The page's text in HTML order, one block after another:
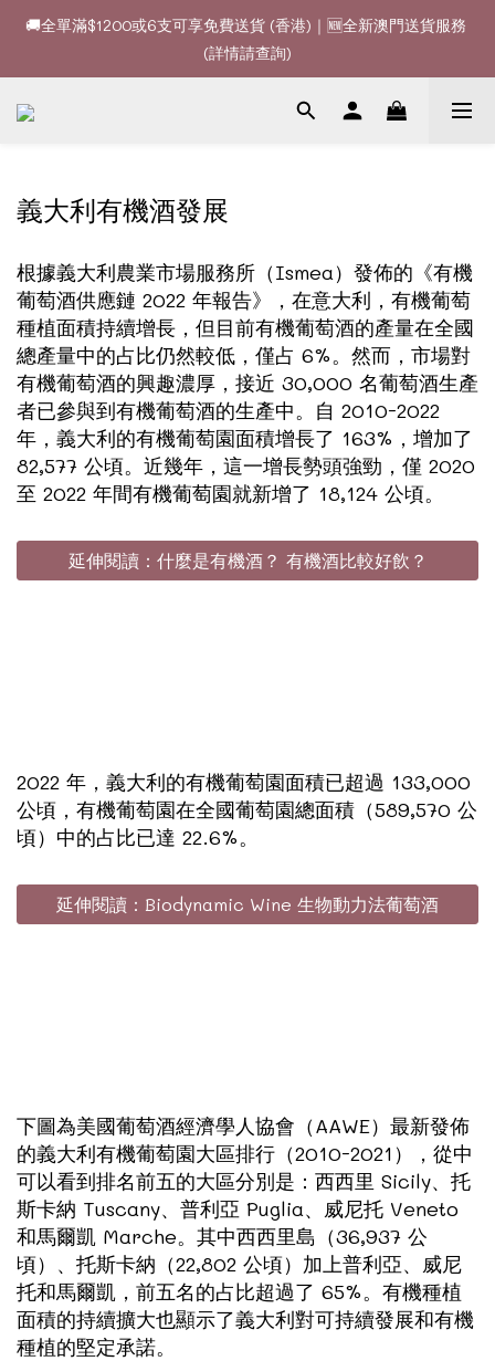
🚚全單滿$1200或6支可享免費送貨 (香港)｜🆕全新澳門送貨服務
(詳情請查詢)
🚚全單滿$1200或6支可享免費送貨 (香港)｜🆕全新澳門送貨服務
(詳情請查詢)
🍷酒款、優惠經常更新，請時刻追蹤我地😊｜🤵👰Wine Couple
(詳情請查詢)
義大利有機酒發展
根據義大利農業市場服務所（Ismea）發佈的《有機
葡萄酒供應鏈 2022 年報告》，在意大利，有機葡萄
種植面積持續增長，但目前有機葡萄酒的產量在全國
總產量中的占比仍然較低，僅占 6%。然而，市場對
有機葡萄酒的興趣濃厚，接近 30,000 名葡萄酒生產
者已參與到有機葡萄酒的生產中。自 2010-2022
年，義大利的有機葡萄園面積增長了 163%，增加了
82,577 公頃。近幾年，這一增長勢頭強勁，僅 2020
至 2022 年間有機葡萄園就新增了 18,124 公頃。
延伸閱讀：什麼是有機酒？ 有機酒比較好飲？
2022 年，義大利的有機葡萄園面積已超過 133,000
公頃，有機葡萄園在全國葡萄園總面積（589,570 公
頃）中的占比已達 22.6%。
延伸閱讀：Biodynamic Wine 生物動力法葡萄酒
下圖為美國葡萄酒經濟學人協會（AAWE）最新發佈
的義大利有機葡萄園大區排行（2010-2021），從中
可以看到排名前五的大區分別是：西西里 Sicily、托
斯卡納 Tuscany、普利亞 Puglia、威尼托 Veneto
和馬爾凱 Marche。其中西西里島（36,937 公
頃）、托斯卡納（22,802 公頃）加上普利亞、威尼
托和馬爾凱，前五名的占比超過了 65%。有機種植
面積的持續擴大也顯示了義大利對可持續發展和有機
種植的堅定承諾。